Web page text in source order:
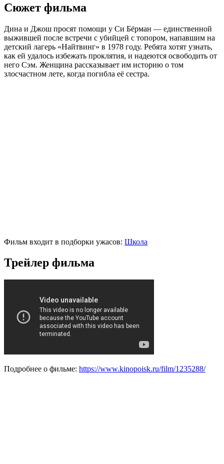
Сюжет фильма
Дина и Джош просят помощи у Си Бёрман — единственной
выжившей после встречи с убийцей с топором, напавшим на
детский лагерь «Найтвинг» в 1978 году. Ребята хотят узнать,
как ей удалось избежать проклятия, и надеются освободить от
него Сэм. Женщина рассказывает им историю о том
злосчастном лете, когда погибла её сестра.
Фильм входит в подборки ужасов: Школа
Трейлер фильма
Подробнее о фильме: https://www.kinopoisk.ru/film/1235288/